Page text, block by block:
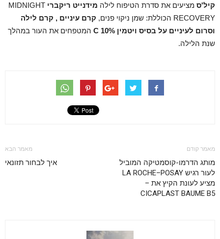
קיל'ס מציעים את סדרת הטיפוח לילה מידנייט ריקברי MIDNIGHT
RECOVERY הכוללת: שמן ניקוי פנים,
קרם עיניים , קרם לילה
וסרום לעיניים על בסיס ויטמין
C 10%
המטפחים את העור במהלך
שנת הלילה.
מאמר קודם
מותג הדרמו-קוסמטיקה המוביל
לעור רגיש LA ROCHE–POSAY
מציע לעונת הקיץ את –
CICAPLAST BAUME B5
מאמר הבא
איך לבחור תזונאי